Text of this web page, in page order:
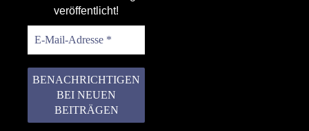
veröffentlicht!